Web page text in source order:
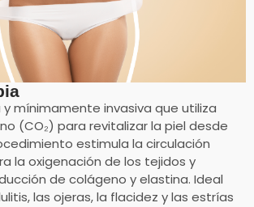
mínimamente invasiva que utiliza
(CO₂) para revitalizar la piel desde
estimula la circulación
la oxigenación de los tejidos y
de colágeno y elastina. Ideal
las ojeras, la flacidez y las estrías